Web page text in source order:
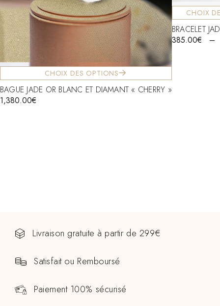
CHOIX DES OPTIONS
BAGUE JADE OR BLANC ET DIAMANT « CHERRY »
1,380.00€
CHOIX
BRACELET
385.00€ –
Livraison gratuite à partir de 299€
Satisfait ou Remboursé
Paiement 100% sécurisé